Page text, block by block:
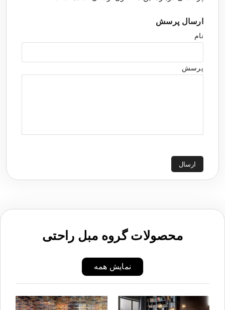
ارسال پرسش
نام
پرسش
ارسال
محصولات گروه مبل راحتی
نمایش همه